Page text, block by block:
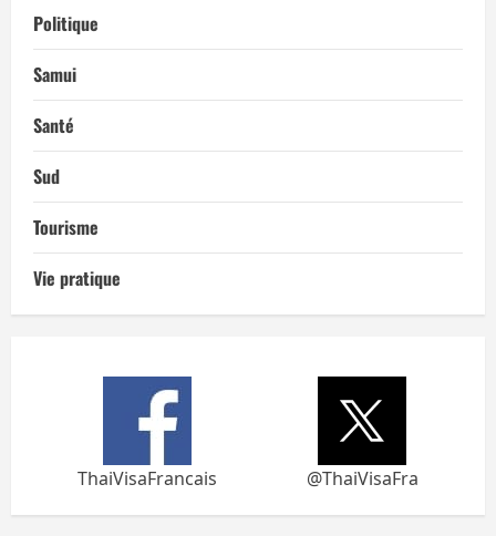
Politique
Samui
Santé
Sud
Tourisme
Vie pratique
ThaiVisaFrancais @ThaiVisaFra